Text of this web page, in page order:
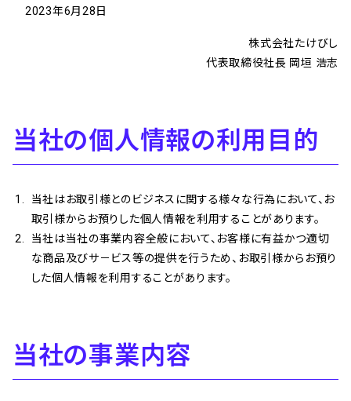
2023年6月28日
株式会社たけびし
代表取締役社長 岡垣 浩志
当社の個人情報の利用目的
当社はお取引様とのビジネスに関する様々な行為において、お
取引様からお預りした個人情報を利用することがあります。
当社は当社の事業内容全般において、お客様に有益かつ適切
な商品及びサ－ビス等の提供を行うため、お取引様からお預り
した個人情報を利用することがあります。
当社の事業内容